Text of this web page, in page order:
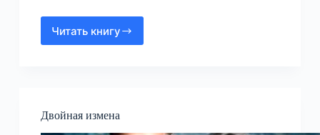
Читать книгу
Завоевать
Двойная измена